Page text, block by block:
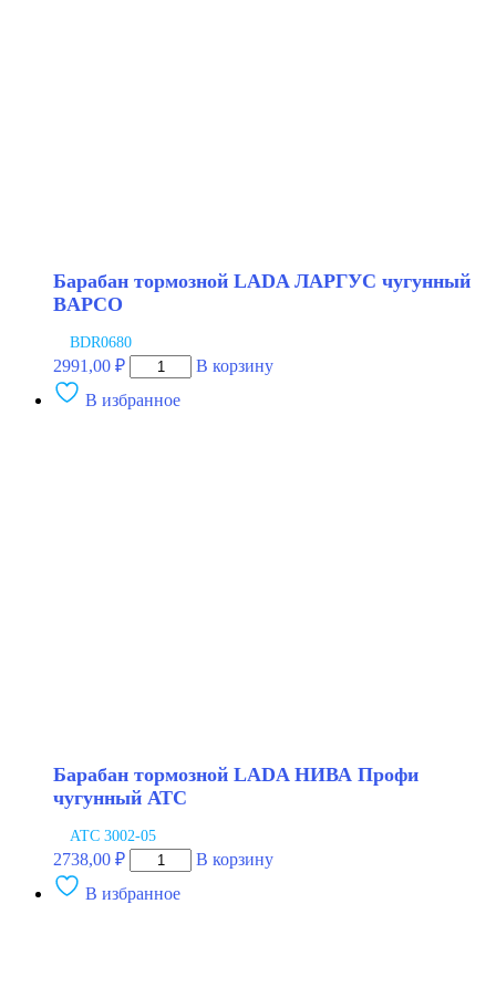
Барабан тормозной LADA ЛАРГУС чугунный
BAPCO
BDR0680
2991,00 ₽
Количество
товара
Барабан
В корзину
В избранное
Барабан тормозной LADA НИВА Профи
чугунный АТС
АТС 3002-05
2738,00 ₽
Количество
товара
Барабан
В корзину
В избранное